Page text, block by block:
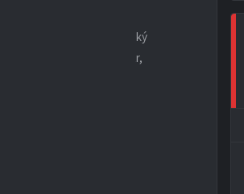
Jindřich, Rozčínský
Nazarii, Popelka Petr,
Už za krásného
a Čisté.